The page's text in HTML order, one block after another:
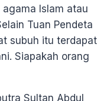
Islam atau
Tuan Pendeta
subuh itu terdapat
Siapakah orang
Sultan Abdul